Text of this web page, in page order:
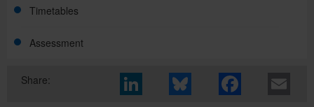
Español
Timetables
Assessment
Share: